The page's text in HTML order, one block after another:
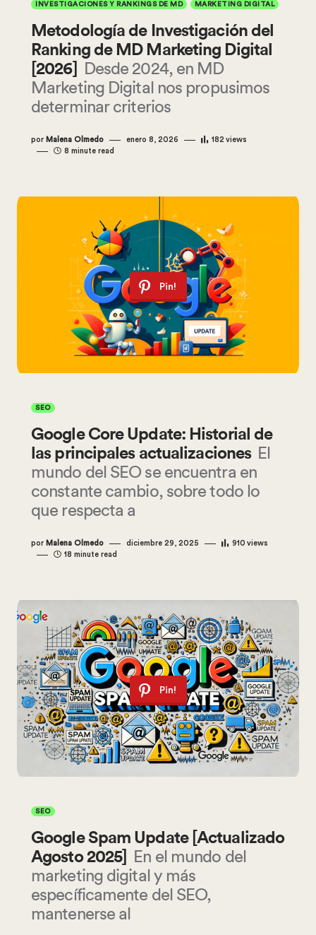
INVESTIGACIONES Y RANKINGS DE MD MARKETING DIGITAL
Metodología de Investigación del
Ranking de MD Marketing Digital
[2026]
Desde 2024, en MD
Marketing Digital nos propusimos
determinar criterios
por Malena Olmedo enero 8, 2026 182 views
8 minute read
Pin!
SEO
Google Core Update: Historial de
las principales actualizaciones El
mundo del SEO se encuentra en
constante cambio, sobre todo lo
que respecta a
por Malena Olmedo diciembre 29, 2025 910 views
18 minute read
Pin!
SEO
Google Spam Update [Actualizado
Agosto 2025]
En el mundo del
marketing digital y más
específicamente del SEO,
mantenerse al